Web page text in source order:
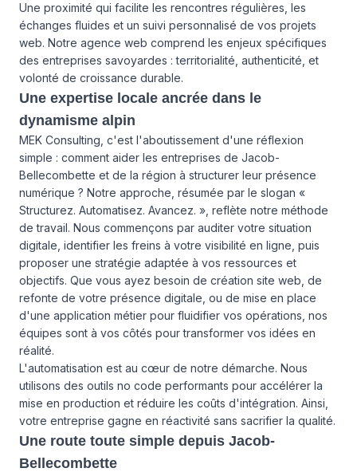
Une proximité qui facilite les rencontres régulières, les
échanges fluides et un suivi personnalisé de vos projets
web. Notre agence web comprend les enjeux spécifiques
des entreprises savoyardes : territorialité, authenticité, et
volonté de croissance durable.
Une expertise locale ancrée dans le
dynamisme alpin
MEK Consulting, c'est l'aboutissement d'une réflexion
simple : comment aider les entreprises de Jacob-
Bellecombette et de la région à structurer leur présence
numérique ? Notre approche, résumée par le slogan «
Structurez. Automatisez. Avancez. », reflète notre méthode
de travail. Nous commençons par auditer votre situation
digitale, identifier les freins à votre visibilité en ligne, puis
proposer une stratégie adaptée à vos ressources et
objectifs. Que vous ayez besoin de création site web, de
refonte de votre présence digitale, ou de mise en place
d'une application métier pour fluidifier vos opérations, nos
équipes sont à vos côtés pour transformer vos idées en
réalité.
L'automatisation est au cœur de notre démarche. Nous
utilisons des outils no code performants pour accélérer la
mise en production et réduire les coûts d'intégration. Ainsi,
votre entreprise gagne en réactivité sans sacrifier la qualité.
Une route toute simple depuis Jacob-
Bellecombette